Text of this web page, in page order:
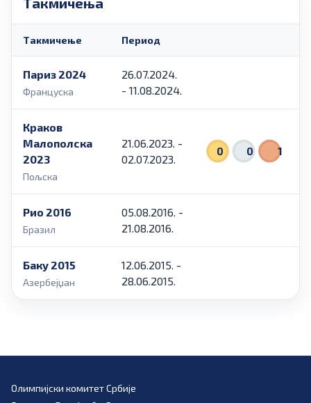
Такмичење Период
Париз 2024
Француска
26.07.2024.
- 11.08.2024.
Краков
Малополска
2023
Пољска
21.06.2023. -
02.07.2023.
0 0 1
Рио 2016
Бразил
05.08.2016. -
21.08.2016.
Баку 2015
Азербејџан
12.06.2015. -
28.06.2015.
Олимпијски комитет Србије